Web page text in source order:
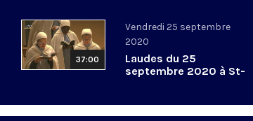
37:00
Vendredi 25 septembre
2020
Laudes du 25
septembre 2020 à St-